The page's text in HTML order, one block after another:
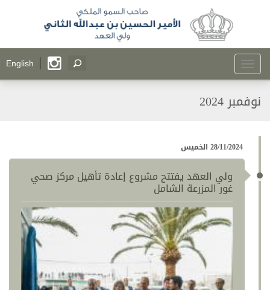
English Toggle
navigation
نوفمبر 2024
28/11/2024 الخميس
ولي العهد يفتتح مشروع إعادة تأهيل مركز صحي
غور المزرعة الشامل